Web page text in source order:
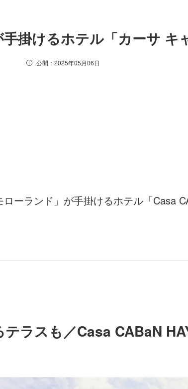
掛けるホテル「カーサ キ
公開：2025年05月06日
ーランド」が手掛けるホテル「Casa
ラスも／Casa CABaN